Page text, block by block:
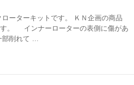
ーターキットです。 ＫＮ企画の商品
。 インナーローターの表側に傷があ
削れて …